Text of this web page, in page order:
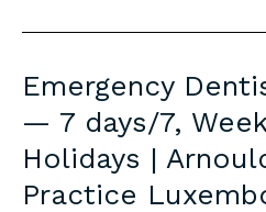
Rachecourt
7j/7,
Week-
end
et
Emergency
— 7 days/7,
Holidays |
Practice